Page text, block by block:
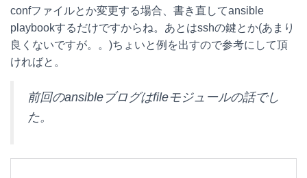
e
a
e e k
e
confファイルとか変更する場合、書き直してansible
playbookするだけですからね。あとはsshの鍵とか(あまり
良くないですが。。)ちょいと例を出すので参考にして頂
ければと。
前回のansibleブログはfileモジュールの話でし
た。